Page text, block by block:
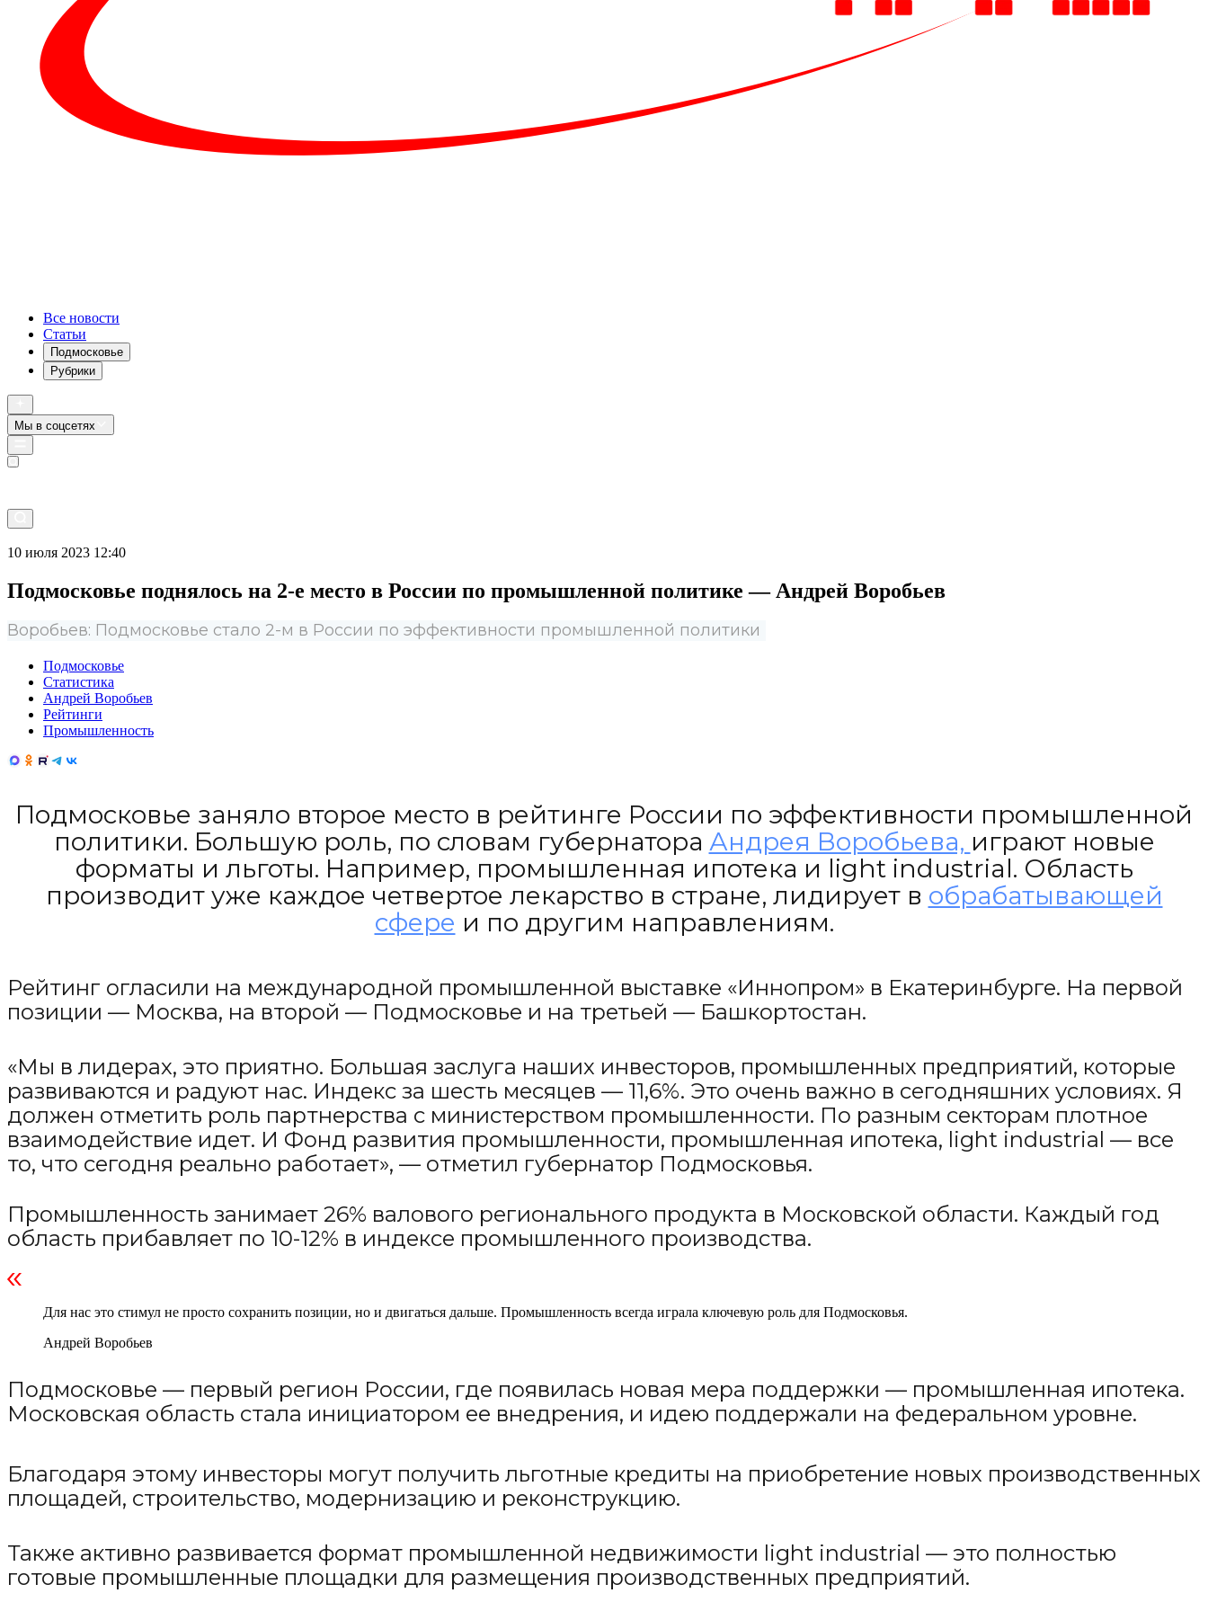
Все новости
Статьи
Подмосковье
Рубрики
Мы в соцсетях
10 июля 2023 12:40
Подмосковье поднялось на 2-е место в России по промышленной политике — Андрей Воробьев
Воробьев: Подмосковье стало 2-м в России по эффективности промышленной политики
Подмосковье
Статистика
Андрей Воробьев
Рейтинги
Промышленность
Подмосковье заняло второе место в рейтинге России по эффективности промышленной
политики. Большую роль, по словам губернатора Андрея Воробьева, играют новые
форматы и льготы. Например, промышленная ипотека и light industrial. Область
производит уже каждое четвертое лекарство в стране, лидирует в обрабатывающей
сфере и по другим направлениям.
Рейтинг огласили на международной промышленной выставке «Иннопром» в Екатеринбурге. На первой
позиции — Москва, на второй — Подмосковье и на третьей — Башкортостан.
«Мы в лидерах, это приятно. Большая заслуга наших инвесторов, промышленных предприятий, которые
развиваются и радуют нас. Индекс за шесть месяцев — 11,6%. Это очень важно в сегодняшних условиях. Я
должен отметить роль партнерства с министерством промышленности. По разным секторам плотное
взаимодействие идет. И Фонд развития промышленности, промышленная ипотека, light industrial — все
то, что сегодня реально работает», — отметил губернатор Подмосковья.
Промышленность занимает 26% валового регионального продукта в Московской области. Каждый год
область прибавляет по 10-12% в индексе промышленного производства.
Для нас это стимул не просто сохранить позиции, но и двигаться дальше. Промышленность всегда играла ключевую роль для Подмосковья.
Андрей Воробьев
Подмосковье — первый регион России, где появилась новая мера поддержки — промышленная ипотека.
Московская область стала инициатором ее внедрения, и идею поддержали на федеральном уровне.
Благодаря этому инвесторы могут получить льготные кредиты на приобретение новых производственных
площадей, строительство, модернизацию и реконструкцию.
Также активно развивается формат промышленной недвижимости light industrial — это полностью
готовые промышленные площадки для размещения производственных предприятий.